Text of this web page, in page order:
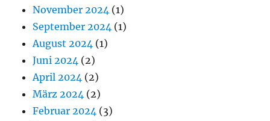
November 2024 (1)
September 2024 (1)
August 2024 (1)
Juni 2024 (2)
April 2024 (2)
März 2024 (2)
Februar 2024 (3)